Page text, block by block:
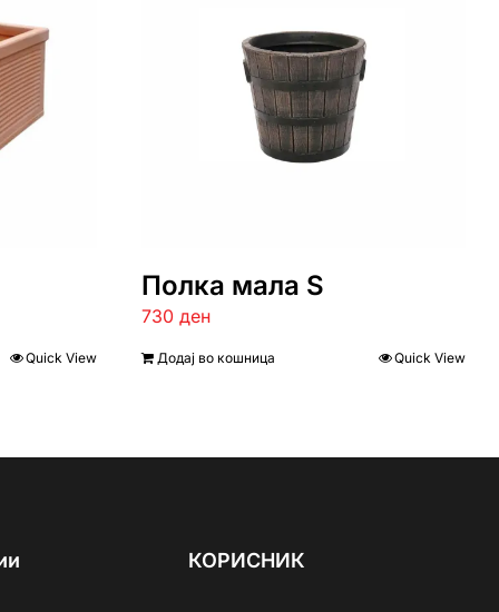
Quick View
Полка мала S
730 ден
Додај во кошница Quick View
КОРИСНИК